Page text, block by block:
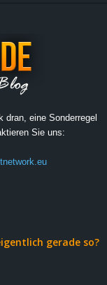
eine Sonderregel
Sie uns:
gerade so?